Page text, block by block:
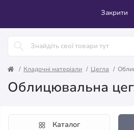
Закрити
Кладочні матеріали Цегла
Облицювальна
Каталог